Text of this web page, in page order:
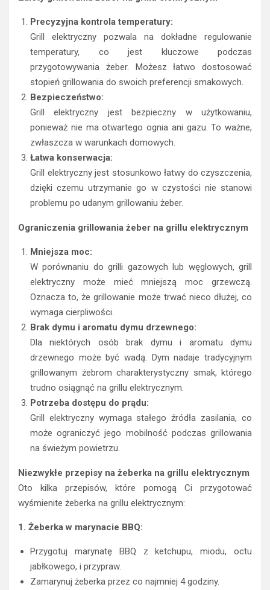
Precyzyjna kontrola temperatury:
Grill elektryczny pozwala na dokładne regulowanie
temperatury, co jest kluczowe podczas
przygotowywania żeber. Możesz łatwo dostosować
stopień grillowania do swoich preferencji smakowych.
Bezpieczeństwo:
Grill elektryczny jest bezpieczny w użytkowaniu,
ponieważ nie ma otwartego ognia ani gazu. To ważne,
zwłaszcza w warunkach domowych.
Łatwa konserwacja:
Grill elektryczny jest stosunkowo łatwy do czyszczenia,
dzięki czemu utrzymanie go w czystości nie stanowi
problemu po udanym grillowaniu żeber.
Ograniczenia grillowania żeber na grillu elektrycznym
Mniejsza moc:
W porównaniu do grilli gazowych lub węglowych, grill
elektryczny może mieć mniejszą moc grzewczą.
Oznacza to, że grillowanie może trwać nieco dłużej, co
wymaga cierpliwości.
Brak dymu i aromatu dymu drzewnego:
Dla niektórych osób brak dymu i aromatu dymu
drzewnego może być wadą. Dym nadaje tradycyjnym
grillowanym żebrom charakterystyczny smak, którego
trudno osiągnąć na grillu elektrycznym.
Potrzeba dostępu do prądu:
Grill elektryczny wymaga stałego źródła zasilania, co
może ograniczyć jego mobilność podczas grillowania
na świeżym powietrzu.
Niezwykłe przepisy na żeberka na grillu elektrycznym
Oto kilka przepisów, które pomogą Ci przygotować
wyśmienite żeberka na grillu elektrycznym:
1. Żeberka w marynacie BBQ:
Przygotuj marynatę BBQ z ketchupu, miodu, octu
jabłkowego, i przypraw.
Zamarynuj żeberka przez co najmniej 4 godziny.